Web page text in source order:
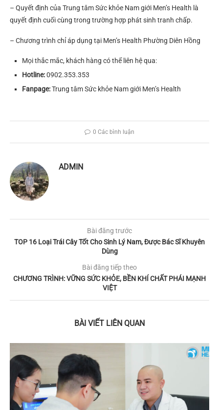
– Quyết định của Trung tâm Sức khỏe Nam giới Men’s Health là
quyết định cuối cùng trong trường hợp phát sinh tranh chấp.
– Chương trình chỉ áp dụng tại Men’s Health Phường Diên Hồng
Mọi thắc mắc, khách hàng có thể liên hệ qua:
Hotline:0902.353.353
Fanpage:Trung tâm Sức khỏe Nam giới Men’s Health
0 Các bình luận
ADMIN
Bài đăng trước
TOP 16 Loại Trái Cây Tốt Cho Sinh Lý Nam, Được Bác Sĩ Khuyên
Dùng
Bài đăng tiếp theo
CHƯƠNG TRÌNH: VỮNG SỨC KHỎE, BỀN KHÍ CHẤT PHÁI MẠNH
VIỆT
BÀI VIẾT LIÊN QUAN